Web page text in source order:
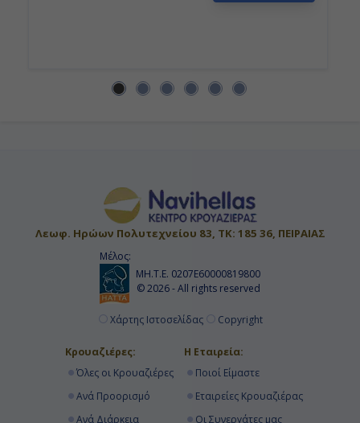
Λεωφ. Ηρώων Πολυτεχνείου 83, ΤΚ: 185 36, ΠΕΙΡΑΙΑΣ
Μέλος:
ΜΗ.Τ.Ε. 0207Ε60000819800
© 2026 - All rights reserved
Χάρτης Ιστοσελίδας Copyright
Κρουαζιέρες:
Όλες οι Κρουαζιέρες
Ανά Προορισμό
Ανά Διάρκεια
Η Εταιρεία:
Ποιοί Είμαστε
Εταιρείες Κρουαζιέρας
Οι Συνεργάτες μας